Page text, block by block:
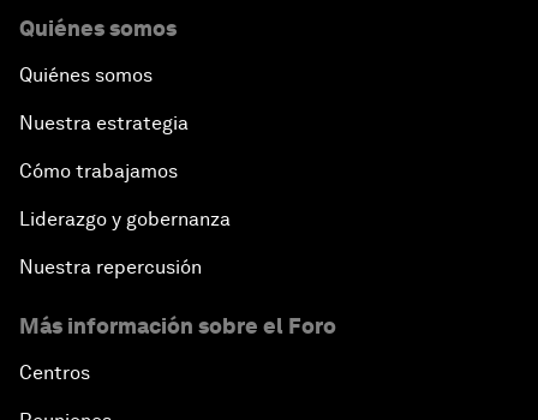
Quiénes somos
Quiénes somos
Nuestra estrategia
Cómo trabajamos
Liderazgo y gobernanza
Nuestra repercusión
Más información sobre el Foro
Centros